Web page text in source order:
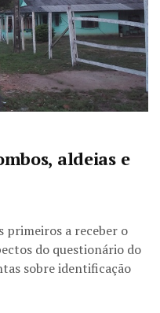
aldeias e
primeiros a receber o
do questionário do
sobre identificação